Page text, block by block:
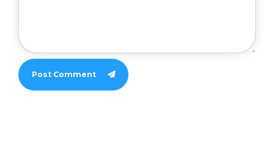
Post Comment